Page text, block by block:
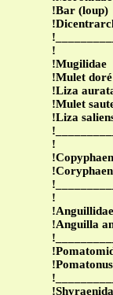
!Bar (loup)
!
!Mugilidae
!Mulet doré
!Liza
!Mulet
!Liza
!
!
!Anguilla